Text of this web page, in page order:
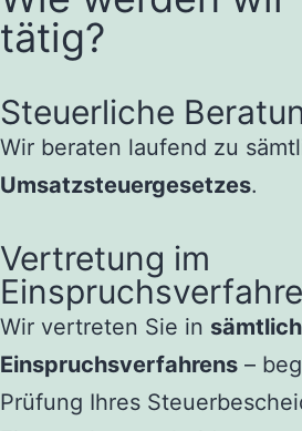
tätig?
Steuerliche
Wir beraten laufend zu
Umsatzsteuergesetzes.
Vertretung im
Wir vertreten Sie in
Einspruchsverfahrens –
Prüfung Ihres